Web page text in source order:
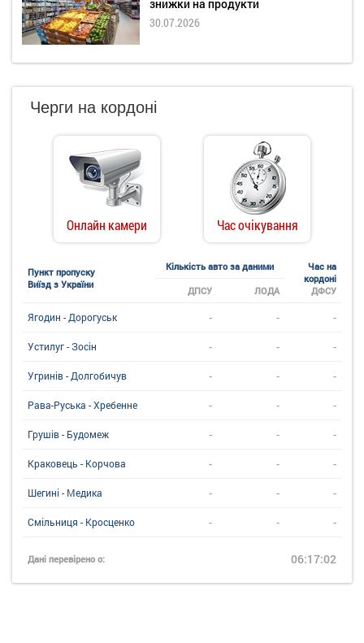
знижки на продукти
30.07.2026
Черги на кордоні
Онлайн камери Час очікування
Пункт пропуску
Виїзд з України
Кількість авто за даними
Час на
кордоні
ДФСУ
ДПСУ ЛОДА
Ягодин - Дорогуськ - - -
Устилуг - Зосін - - -
Угринiв - Долгобичув - - -
Рава-Руська - Хребенне - - -
Грушів - Будомеж - - -
Краковець - Корчова - - -
Шегині - Медика - - -
Смільниця - Кросценко - - -
Дані перевірено о: 06:17:02